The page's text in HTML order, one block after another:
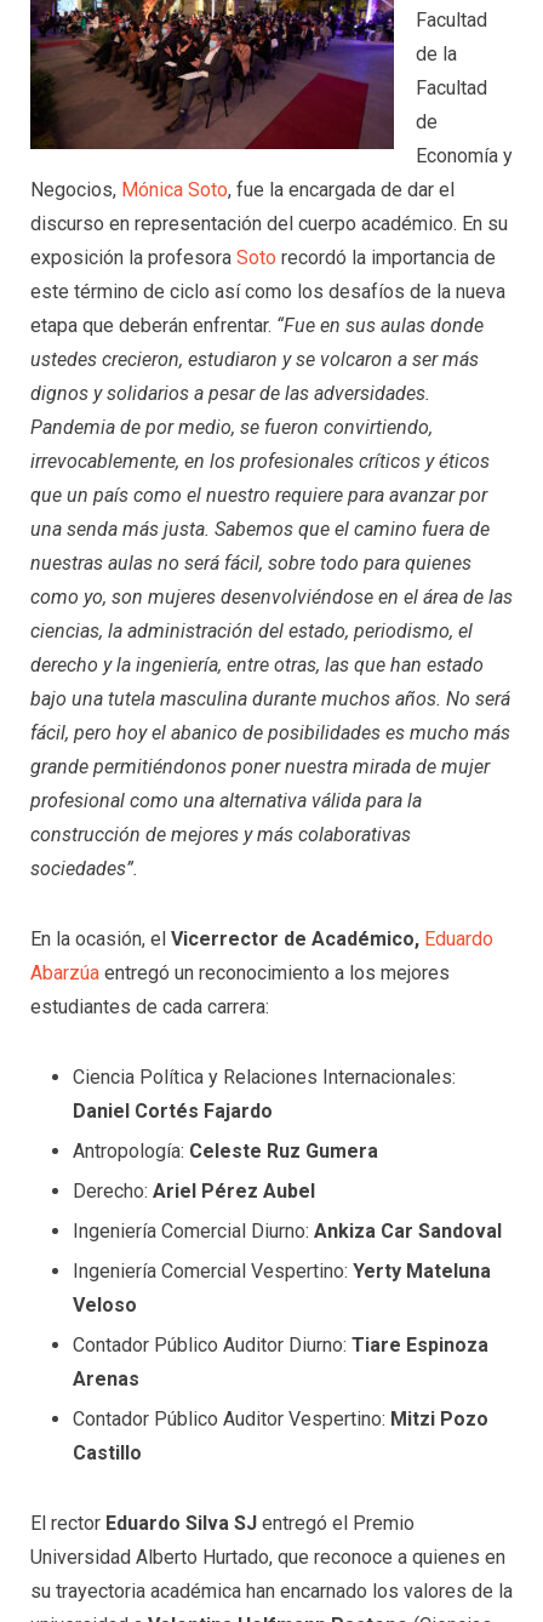
Facultad
de la
Facultad
de
Economía y
Negocios, Mónica Soto, fue la encargada de dar el
discurso en representación del cuerpo académico. En su
exposición la profesora Soto recordó la importancia de
este término de ciclo así como los desafíos de la nueva
etapa que deberán enfrentar. “Fue en sus aulas donde
ustedes crecieron, estudiaron y se volcaron a ser más
dignos y solidarios a pesar de las adversidades.
Pandemia de por medio, se fueron convirtiendo,
irrevocablemente, en los profesionales críticos y éticos
que un país como el nuestro requiere para avanzar por
una senda más justa. Sabemos que el camino fuera de
nuestras aulas no será fácil, sobre todo para quienes
como yo, son mujeres desenvolviéndose en el área de las
ciencias, la administración del estado, periodismo, el
derecho y la ingeniería, entre otras, las que han estado
bajo una tutela masculina durante muchos años. No será
fácil, pero hoy el abanico de posibilidades es mucho más
grande permitiéndonos poner nuestra mirada de mujer
profesional como una alternativa válida para la
construcción de mejores y más colaborativas
sociedades”.
En la ocasión, el Vicerrector de Académico, Eduardo
Abarzúa entregó un reconocimiento a los mejores
estudiantes de cada carrera:
Ciencia Política y Relaciones Internacionales:
Daniel Cortés Fajardo
Antropología: Celeste Ruz Gumera
Derecho: Ariel Pérez Aubel
Ingeniería Comercial Diurno: Ankiza Car Sandoval
Ingeniería Comercial Vespertino: Yerty Mateluna
Veloso
Contador Público Auditor Diurno: Tiare Espinoza
Arenas
Contador Público Auditor Vespertino: Mitzi Pozo
Castillo
El rector Eduardo Silva SJ entregó el Premio
Universidad Alberto Hurtado, que reconoce a quienes en
su trayectoria académica han encarnado los valores de la